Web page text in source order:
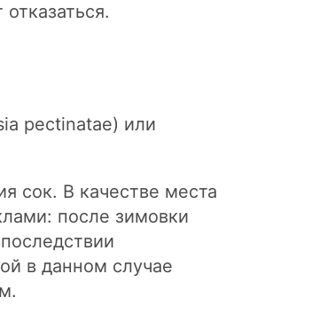
pectinatae) или
сок. В качестве места
после зимовки
в данном случае